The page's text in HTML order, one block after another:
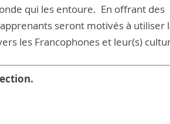
qui les entoure. En offrant des
seront motivés à utiliser
les Francophones et leur(s)